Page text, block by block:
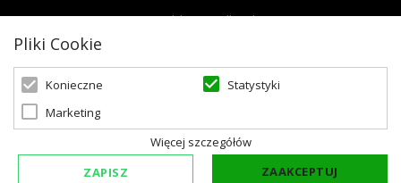
Email: biuro@alkri.pl
Biuro: Pod Lasem 1 A, 62-023 Borówiec
Magazyn i zwroty : ul. Przemysłowa 3, 63-020 Łękno
Pliki Cookie
Konieczne
Statystyki
Marketing
Więcej szczegółów
ZAPISZ
ZAAKCEPTUJ